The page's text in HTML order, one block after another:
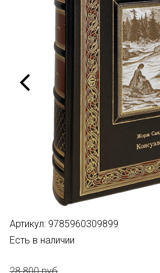
Артикул: 9785960309899
Есть в наличии